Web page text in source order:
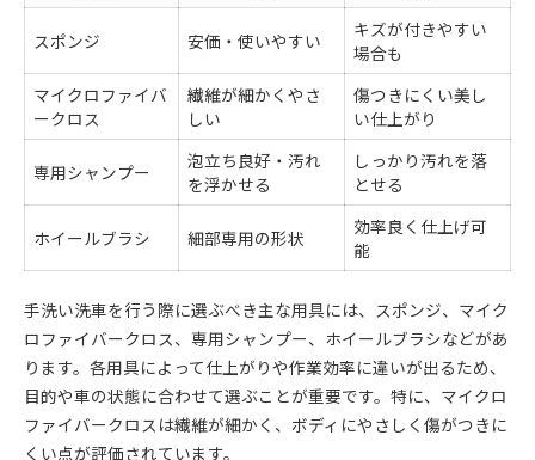
スポンジ 安価・使いやすい
キズが付きやすい
場合も
マイクロファイバ
ークロス
繊維が細かくやさ
しい
傷つきにくい美し
い仕上がり
専用シャンプー
泡立ち良好・汚れ
を浮かせる
しっかり汚れを落
とせる
ホイールブラシ 細部専用の形状
効率良く仕上げ可
能
手洗い洗車を行う際に選ぶべき主な用具には、スポンジ、マイク
ロファイバークロス、専用シャンプー、ホイールブラシなどがあ
ります。各用具によって仕上がりや作業効率に違いが出るため、
目的や車の状態に合わせて選ぶことが重要です。特に、マイクロ
ファイバークロスは繊維が細かく、ボディにやさしく傷がつきに
くい点が評価されています。